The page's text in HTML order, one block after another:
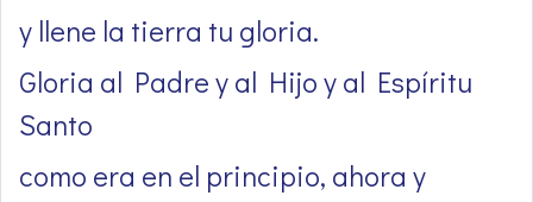
y llene la tierra tu gloria.
Gloria al Padre y al Hijo y al Espíritu
Santo
como era en el principio, ahora y